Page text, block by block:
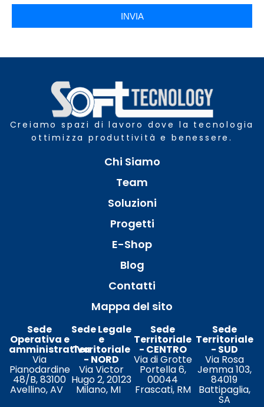
INVIA
Creiamo spazi di lavoro dove la tecnologia
ottimizza produttività e benessere.
Chi Siamo
Team
Soluzioni
Progetti
E-Shop
Blog
Contatti
Mappa del sito
Sede
Operativa e
amministrativa
Via
Pianodardine
48/B, 83100
Avellino, AV
Sede Legale
e
Territoriale
- NORD
Via Victor
Hugo 2, 20123
Milano, MI
Sede
Territoriale
- CENTRO
Via di Grotte
Portella 6,
00044
Frascati, RM
Sede
Territoriale
- SUD
Via Rosa
Jemma 103,
84019
Battipaglia,
SA